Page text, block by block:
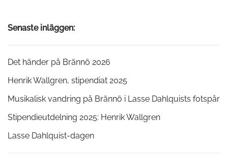
Senaste inläggen:
Det händer på Brännö 2026
Henrik Wallgren, stipendiat 2025
Musikalisk vandring på Brännö i Lasse Dahlquists fotspår
Stipendieutdelning 2025: Henrik Wallgren
Lasse Dahlquist-dagen